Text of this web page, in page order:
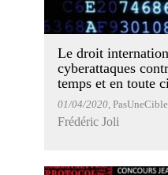
Le droit
cyberattaques
temps et en toute
01/04/2020,
Frédéric Joli